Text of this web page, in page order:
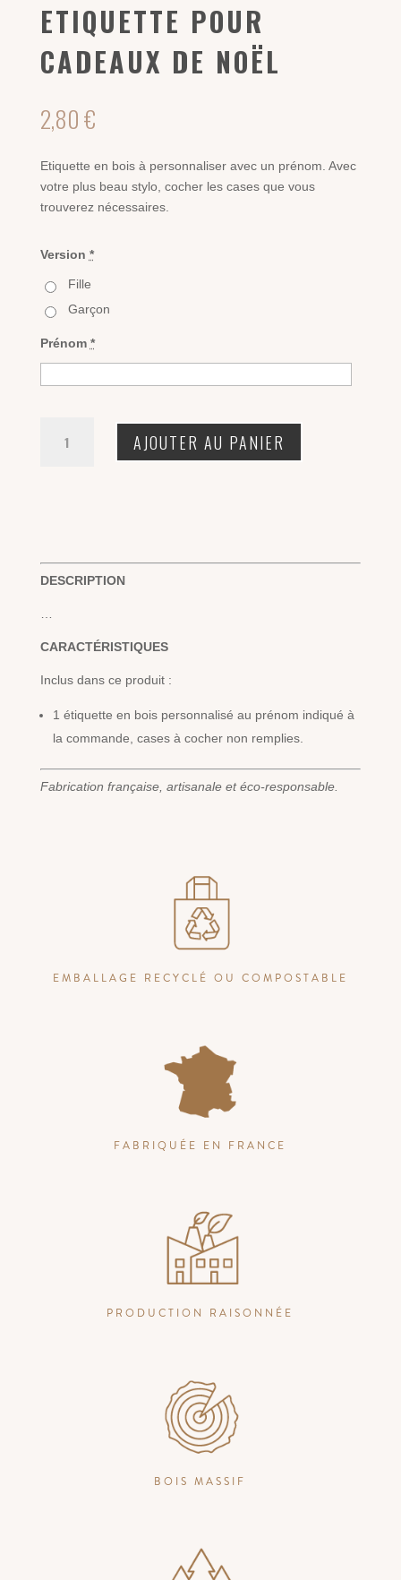
ETIQUETTE POUR
CADEAUX DE NOËL
2,80€
Etiquette en bois à personnaliser avec un prénom. Avec
votre plus beau stylo, cocher les cases que vous
trouverez nécessaires.
Version *
Fille
Garçon
Prénom *
AJOUTER AU PANIER
DESCRIPTION
…
CARACTÉRISTIQUES
Inclus dans ce produit :
1 étiquette en bois personnalisé au prénom indiqué à
la commande, cases à cocher non remplies.
Fabrication française, artisanale et éco-responsable.
EMBALLAGE RECYCLÉ OU COMPOSTABLE
FABRIQUÉE EN FRANCE
PRODUCTION RAISONNÉE
BOIS MASSIF